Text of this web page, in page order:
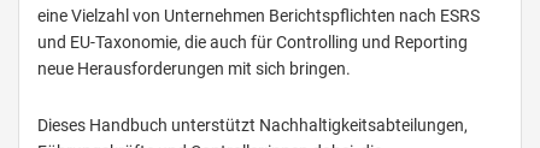
eine Vielzahl von Unternehmen Berichtspflichten nach ESRS
und EU-Taxonomie, die auch für Controlling und Reporting
neue Herausforderungen mit sich bringen.
Dieses Handbuch unterstützt Nachhaltigkeitsabteilungen,